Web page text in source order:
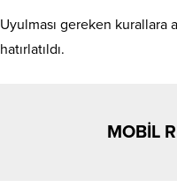
Uyulması gereken
hatırlatıldı.
MOBİL